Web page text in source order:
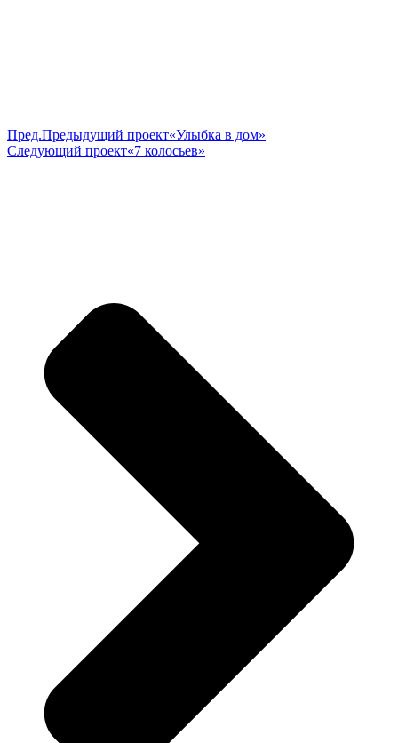
Пред.Предыдущий проект«Улыбка в дом»
Следующий проект«7 колосьев»